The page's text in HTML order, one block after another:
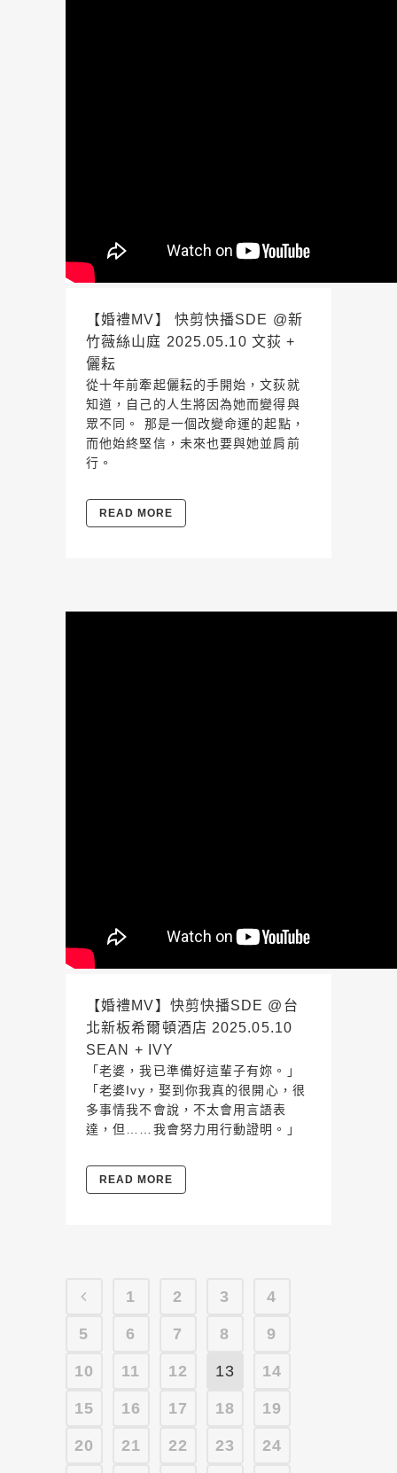
【婚禮MV】 快剪快播SDE @新
竹薇絲山庭 2025.05.10 文荻 +
儷耘
從十年前牽起儷耘的手開始，文荻就
知道，自己的人生將因為她而變得與
眾不同。 那是一個改變命運的起點，
而他始終堅信，未來也要與她並肩前
行。
READ MORE
【婚禮MV】快剪快播SDE @台
北新板希爾頓酒店 2025.05.10
SEAN + IVY
「老婆，我已準備好這輩子有妳。」
「老婆Ivy，娶到你我真的很開心，很
多事情我不會說，不太會用言語表
達，但……我會努力用行動證明。」
READ MORE
1 2 3 4
5 6 7 8 9
10 11 12 13 14
15 16 17 18 19
20 21 22 23 24